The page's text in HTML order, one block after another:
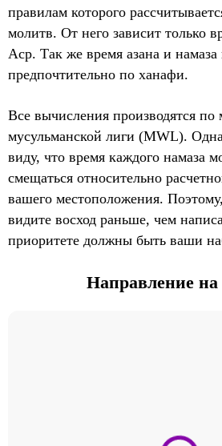
правилам которого
молитв. От него зависит только
Аср. Так же время азана и
предпочтительно по ханафи.
Все вычисления производятся
мусульманской лиги (MWL).
виду, что время каждого намаза
смещаться относительно
вашего местоположения.
видите восход раньше, чем
приоритете должны быть ваши
Направление